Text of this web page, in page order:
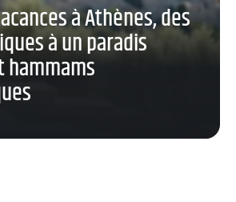
à Athènes, des
à un paradis
hammams